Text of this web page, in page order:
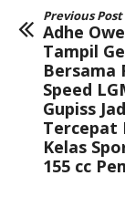
Previous Post
Adhe
Tampil
Bersama
Speed
Gupiss
Tercepat
Kelas
155 cc